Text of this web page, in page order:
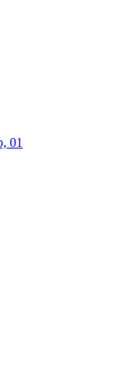
01